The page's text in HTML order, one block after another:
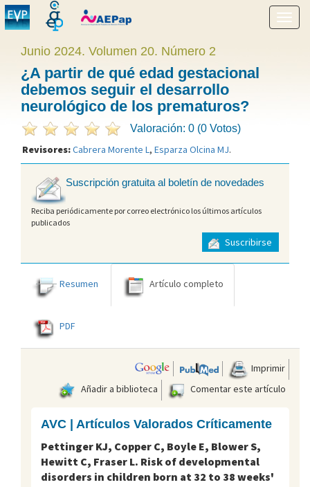
menú
Junio 2024. Volumen 20. Número 2
¿A partir de qué edad gestacional
debemos seguir el desarrollo
neurológico de los prematuros?
Valoración: 0 (0 Votos)
Revisores:Cabrera Morente L, Esparza Olcina MJ.
Suscripción gratuita al boletín de novedades
Reciba periódicamente por correo electrónico los últimos artículos
publicados
Suscribirse
Resumen Artículo completo
PDF
Imprimir
Añadir a biblioteca
Comentar este artículo
AVC | Artículos Valorados Críticamente
Pettinger KJ, Copper C, Boyle E, Blower S,
Hewitt C, Fraser L. Risk of developmental
disorders in children born at 32 to 38 weeks'